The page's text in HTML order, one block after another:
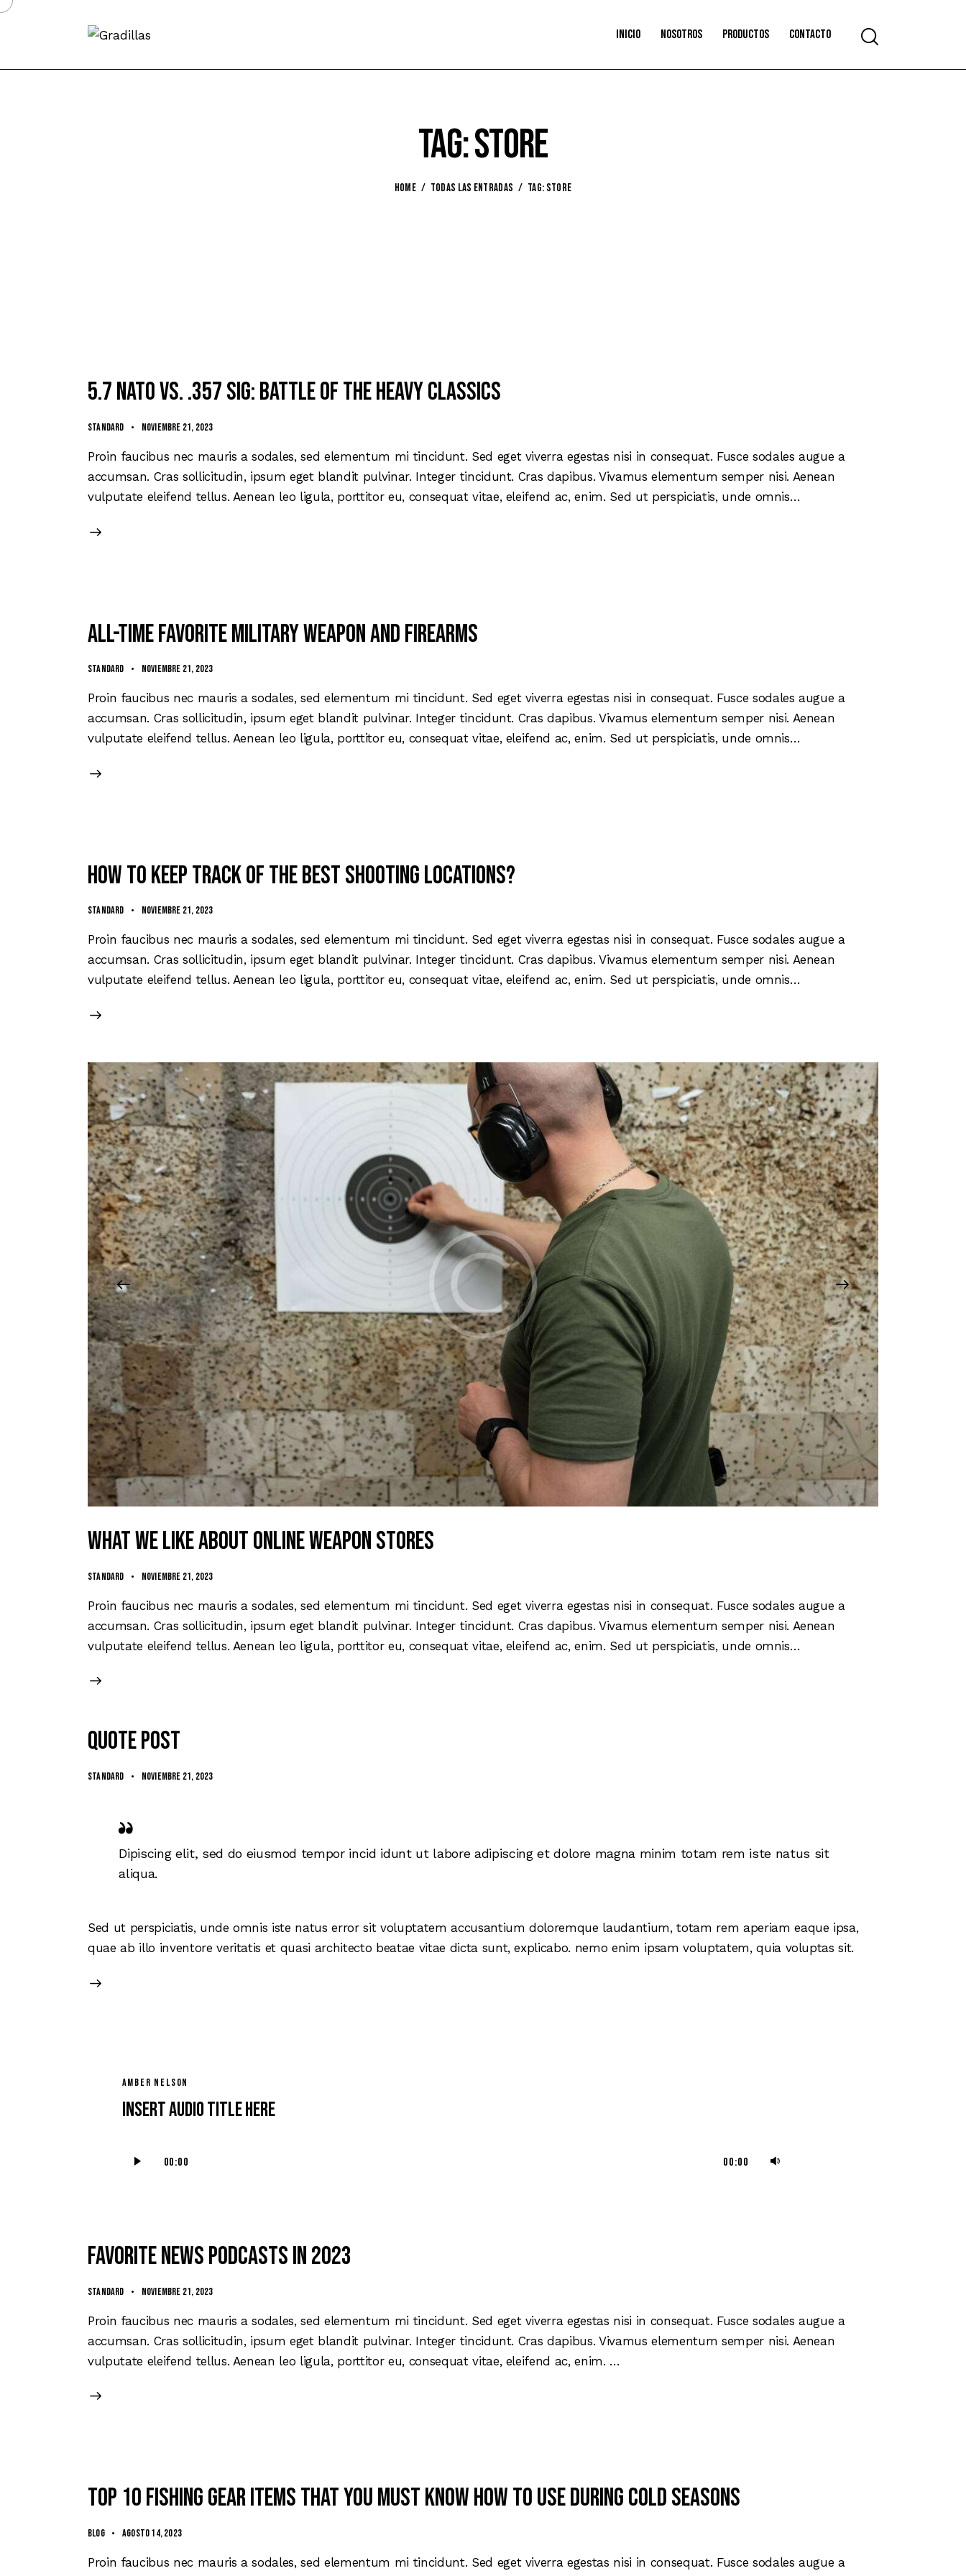
Inicio Nosotros Productos Contacto
Tag: store
HOME TODAS LAS ENTRADAS TAG: STORE
5.7 NATO vs. .357 SIG: battle of the heavy classics
Standard noviembre 21, 2023
Proin faucibus nec mauris a sodales, sed elementum mi tincidunt. Sed eget viverra egestas nisi in consequat. Fusce sodales augue a
accumsan. Cras sollicitudin, ipsum eget blandit pulvinar. Integer tincidunt. Cras dapibus. Vivamus elementum semper nisi. Aenean
vulputate eleifend tellus. Aenean leo ligula, porttitor eu, consequat vitae, eleifend ac, enim. Sed ut perspiciatis, unde omnis…
All-time favorite military weapon and firearms
Standard noviembre 21, 2023
Proin faucibus nec mauris a sodales, sed elementum mi tincidunt. Sed eget viverra egestas nisi in consequat. Fusce sodales augue a
accumsan. Cras sollicitudin, ipsum eget blandit pulvinar. Integer tincidunt. Cras dapibus. Vivamus elementum semper nisi. Aenean
vulputate eleifend tellus. Aenean leo ligula, porttitor eu, consequat vitae, eleifend ac, enim. Sed ut perspiciatis, unde omnis…
How to keep track of the best shooting locations?
Standard noviembre 21, 2023
Proin faucibus nec mauris a sodales, sed elementum mi tincidunt. Sed eget viverra egestas nisi in consequat. Fusce sodales augue a
accumsan. Cras sollicitudin, ipsum eget blandit pulvinar. Integer tincidunt. Cras dapibus. Vivamus elementum semper nisi. Aenean
vulputate eleifend tellus. Aenean leo ligula, porttitor eu, consequat vitae, eleifend ac, enim. Sed ut perspiciatis, unde omnis…
What we like about online weapon stores
Standard noviembre 21, 2023
Proin faucibus nec mauris a sodales, sed elementum mi tincidunt. Sed eget viverra egestas nisi in consequat. Fusce sodales augue a
accumsan. Cras sollicitudin, ipsum eget blandit pulvinar. Integer tincidunt. Cras dapibus. Vivamus elementum semper nisi. Aenean
vulputate eleifend tellus. Aenean leo ligula, porttitor eu, consequat vitae, eleifend ac, enim. Sed ut perspiciatis, unde omnis…
Quote post
Standard noviembre 21, 2023
Dipiscing elit, sed do eiusmod tempor incid idunt ut labore adipiscing et dolore magna minim totam rem iste natus sit
aliqua.
Sed ut perspiciatis, unde omnis iste natus error sit voluptatem accusantium doloremque laudantium, totam rem aperiam eaque ipsa,
quae ab illo inventore veritatis et quasi architecto beatae vitae dicta sunt, explicabo. nemo enim ipsam voluptatem, quia voluptas sit.
AMBER NELSON
Insert Audio Title Here
de
00:00 00:00
o
disminuir
Favorite news podcasts in 2023
Standard noviembre 21, 2023
Proin faucibus nec mauris a sodales, sed elementum mi tincidunt. Sed eget viverra egestas nisi in consequat. Fusce sodales augue a
accumsan. Cras sollicitudin, ipsum eget blandit pulvinar. Integer tincidunt. Cras dapibus. Vivamus elementum semper nisi. Aenean
vulputate eleifend tellus. Aenean leo ligula, porttitor eu, consequat vitae, eleifend ac, enim. …
Top 10 fishing gear items that you must know how to use during cold seasons
Blog agosto 14, 2023
Proin faucibus nec mauris a sodales, sed elementum mi tincidunt. Sed eget viverra egestas nisi in consequat. Fusce sodales augue a